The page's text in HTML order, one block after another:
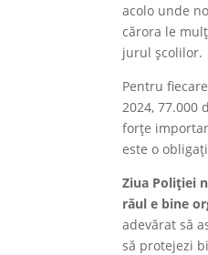
acolo unde
cărora le
jurul școlilor.
Pentru
2024,
forțe
este o
Ziua Poliției
răul e bine
adevărat să
să protejezi